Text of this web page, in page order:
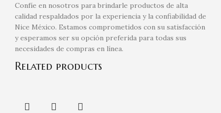
Confíe en nosotros para brindarle productos de alta
calidad respaldados por la experiencia y la confiabilidad de
Nice México. Estamos comprometidos con su satisfacción
y esperamos ser su opción preferida para todas sus
necesidades de compras en línea.
Related products